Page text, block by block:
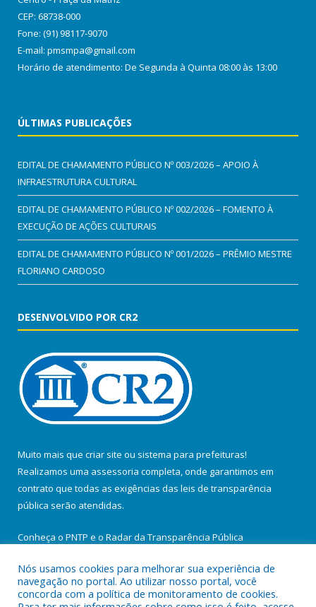
CEP: 68738-000
Fone: (91) 98117-9070
E-mail: pmsmpa@gmail.com
Horário de atendimento: De Segunda à Quinta 08:00 às 13:00
ÚLTIMAS PUBLICAÇÕES
EDITAL DE CHAMAMENTO PÚBLICO Nº 003/2026 – APOIO À
INFRAESTRUTURA CULTURAL
EDITAL DE CHAMAMENTO PÚBLICO Nº 002/2026 – FOMENTO À
EXECUÇÃO DE AÇÕES CULTURAIS
EDITAL DE CHAMAMENTO PÚBLICO Nº 001/2026 – PRÊMIO MESTRE
FLORIANO CARDOSO
DESENVOLVIDO POR CR2
Muito mais que criar site ou sistema para prefeituras!
Realizamos uma assessoria completa, onde garantimos em
contrato que todas as exigências das leis de transparência
pública serão atendidas.
Conheça o PNTP e o Radar da Transparência Pública
Nós usamos cookies para melhorar sua experiência de
navegação no portal. Ao utilizar nosso portal, você
concorda com a política de monitoramento de cookies.